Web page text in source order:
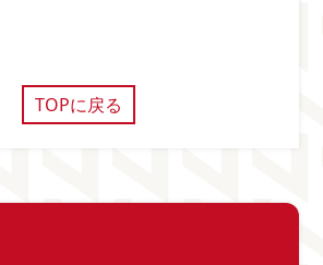
TOPに戻る